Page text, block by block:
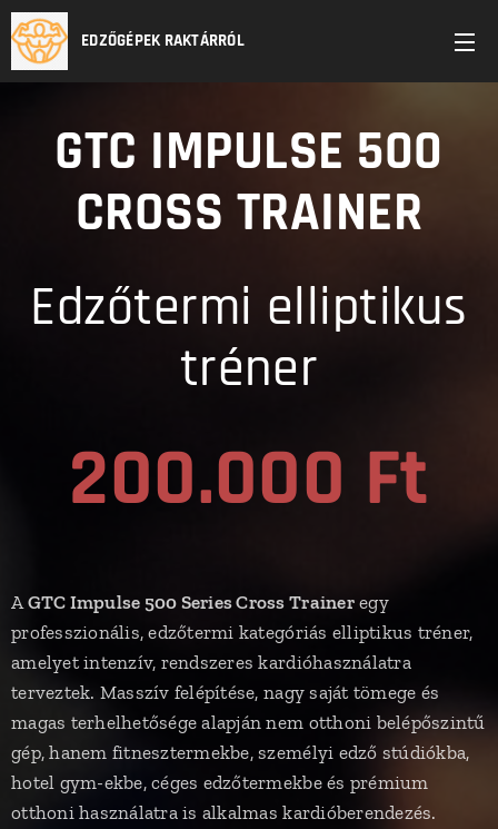
EDZŐGÉPEK RAKTÁRRÓL
GTC IMPULSE 500
CROSS TRAINER
Edzőtermi elliptikus
tréner
200.000 Ft
AGTC Impulse 500 Series Cross Traineregy
professzionális, edzőtermi kategóriás elliptikus tréner,
amelyet intenzív, rendszeres kardióhasználatra
terveztek. Masszív felépítése, nagy saját tömege és
magas terhelhetősége alapján nem otthoni belépőszintű
gép, hanem fitnesztermekbe, személyi edző stúdiókba,
hotel gym-ekbe, céges edzőtermekbe és prémium
otthoni használatra is alkalmas kardióberendezés.